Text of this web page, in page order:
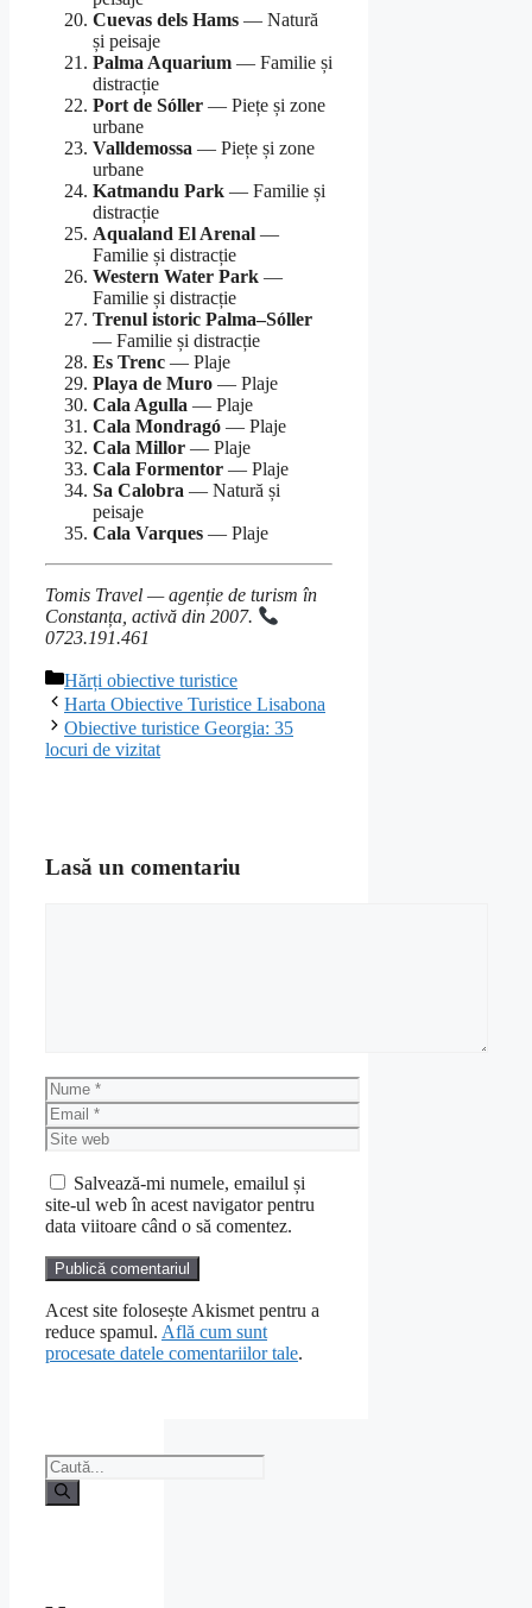
Cuevas dels Hams — Natură
și peisaje
Palma Aquarium — Familie și
distracție
Port de Sóller — Piețe și zone
urbane
Valldemossa — Piețe și zone
urbane
Katmandu Park — Familie și
distracție
Aqualand El Arenal —
Familie și distracție
Western Water Park —
Familie și distracție
Trenul istoric Palma–Sóller
— Familie și distracție
Es Trenc — Plaje
Playa de Muro — Plaje
Cala Agulla — Plaje
Cala Mondragó — Plaje
Cala Millor — Plaje
Cala Formentor — Plaje
Sa Calobra — Natură și
peisaje
Cala Varques — Plaje
Tomis Travel — agenție de turism în
Constanța, activă din 2007.
0723.191.461
Categorii
Hărți obiective turistice
Harta Obiective Turistice Lisabona
Obiective turistice Georgia: 35
locuri de vizitat
Lasă un comentariu
Nume
Email
Site
web
Salvează-mi numele, emailul și
site-ul web în acest navigator pentru
data viitoare când o să comentez.
Acest site folosește Akismet pentru a
reduce spamul. Află cum sunt
procesate datele comentariilor tale.
Caută
după: